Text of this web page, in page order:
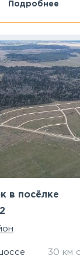
Подробнее
в посёлке
30 км